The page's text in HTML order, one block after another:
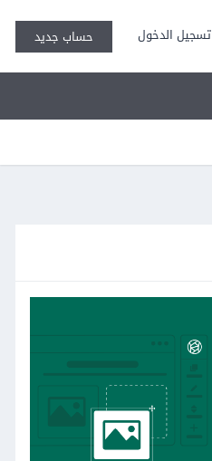
تسجيل الدخول حساب جديد